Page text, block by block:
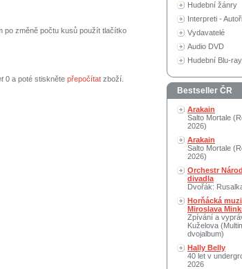
po změně počtu kusů použít tlačítko
0 a poté stiskněte přepočítat zboží.
Hudební žánry
Interpreti - Autoři
Vydavatelé
Audio DVD
Hudební Blu-ray
Bestseller ČR
Arakain
Salto Mortale
2026)
Arakain
Salto Mortale
2026)
Orchestr
divadla
Dvořák:
Horňácká
Miroslava
Zpívání a
Kuželova
dvojalbum)
Hally Belly
40 let v
2026